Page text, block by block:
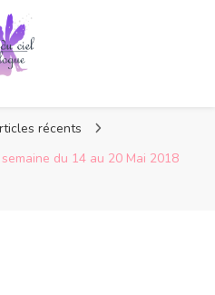
récents
du 14 au 20 Mai 2018